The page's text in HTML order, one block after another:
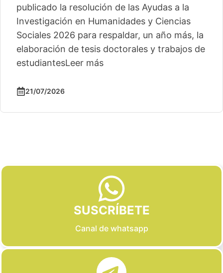
publicado la resolución de las Ayudas a la
Investigación en Humanidades y Ciencias
Sociales 2026 para respaldar, un año más, la
elaboración de tesis doctorales y trabajos de
estudiantesLeer más
21/07/2026
SUSCRÍBETE
Canal de whatsapp